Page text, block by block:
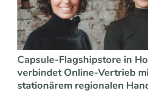
Capsule-Flagshipstore in
verbindet Online-Vertrieb
stationärem regionalen